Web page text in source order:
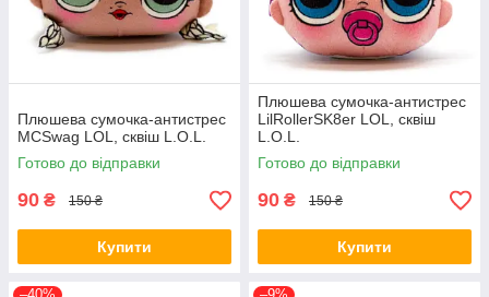
Плюшева сумочка-антистрес
MCSwag LOL, сквіш L.O.L.
Готово до відправки
90 ₴ 150 ₴
Купити
Плюшева сумочка-антистрес
LilRollerSK8er LOL, сквіш
L.O.L.
Готово до відправки
90 ₴ 150 ₴
Купити